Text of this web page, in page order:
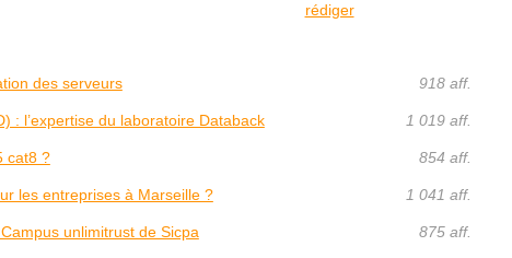
rédiger
des serveurs 918 aff.
: l’expertise du laboratoire Databack 1 019 aff.
cat8 ? 854 aff.
les entreprises à Marseille ? 1 041 aff.
unlimitrust de Sicpa 875 aff.